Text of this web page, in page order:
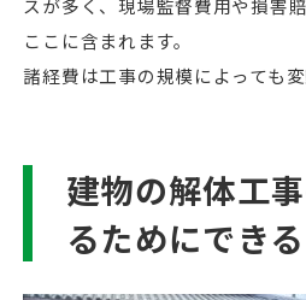
スが多く、現場監督費用や損害
ここに含まれます。
諸経費は工事の規模によっても変
建物の解体工
るためにでき